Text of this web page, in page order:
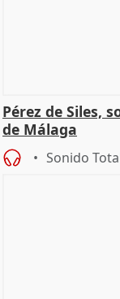
Pérez de Siles,
de Málaga
Sonido